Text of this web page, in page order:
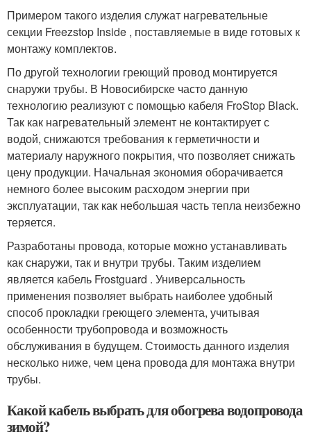
Примером такого изделия служат нагревательные
секции Freezstop Inside , поставляемые в виде готовых к
монтажу комплектов.
По другой технологии греющий провод монтируется
снаружи трубы. В Новосибирске часто данную
технологию реализуют с помощью кабеля FroStop Black.
Так как нагревательный элемент не контактирует с
водой, снижаются требования к герметичности и
материалу наружного покрытия, что позволяет снижать
цену продукции. Начальная экономия оборачивается
немного более высоким расходом энергии при
эксплуатации, так как небольшая часть тепла неизбежно
теряется.
Разработаны провода, которые можно устанавливать
как снаружи, так и внутри трубы. Таким изделием
является кабель Frostguard . Универсальность
применения позволяет выбрать наиболее удобный
способ прокладки греющего элемента, учитывая
особенности трубопровода и возможность
обслуживания в будущем. Стоимость данного изделия
несколько ниже, чем цена провода для монтажа внутри
трубы.
Какой кабель выбрать для обогрева водопровода
зимой?